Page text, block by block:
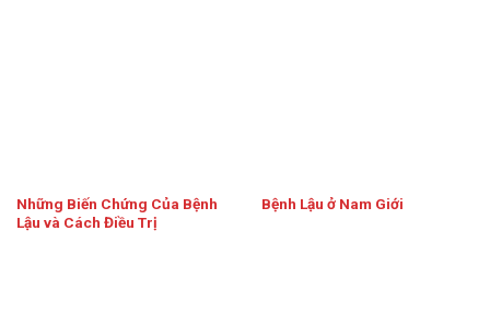
Những Biến Chứng Của Bệnh
Lậu và Cách Điều Trị
Bệnh Lậu ở Nam Giới